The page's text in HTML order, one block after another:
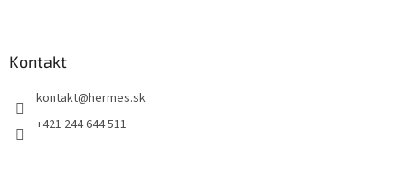
Kontakt
kontakt@hermes.sk
+421 244 644 511